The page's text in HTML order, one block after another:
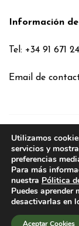
Información
Tel: +34 91 671 24
Email de
2026VIVEROS
Utilizamos
servicios y
preferencias
Para más
nuestra Pólitica
Puedes aprender
desactivarlas en
Aceptar Cookies